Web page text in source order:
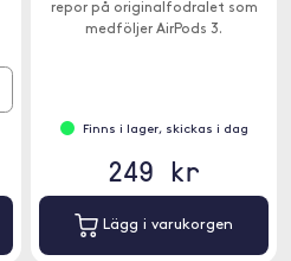
repor på originalfodralet som
medföljer AirPods 3.
Finns i lager, skickas i dag
249 kr
Lägg i varukorgen